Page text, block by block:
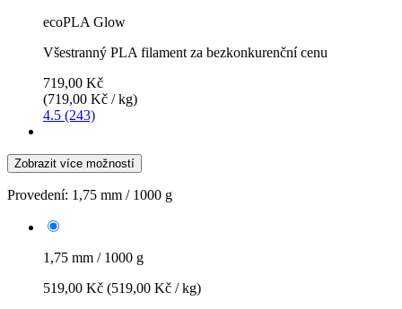
ecoPLA Glow
Všestranný PLA filament za bezkonkurenční cenu
719,00 Kč
(719,00 Kč / kg)
4.5 (243)
Zobrazit více možností
Provedení: 1,75 mm / 1000 g
1,75 mm / 1000 g
519,00 Kč (519,00 Kč / kg)